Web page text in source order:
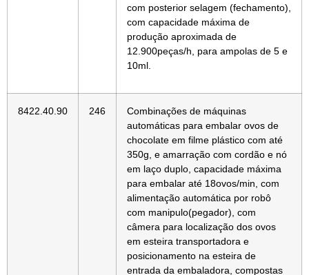
com posterior selagem (fechamento),
com capacidade máxima de
produção aproximada de
12.900peças/h, para ampolas de 5 e
10ml.
8422.40.90 246
Combinações de máquinas
automáticas para embalar ovos de
chocolate em filme plástico com até
350g, e amarração com cordão e nó
em laço duplo, capacidade máxima
para embalar até 18ovos/min, com
alimentação automática por robô
com manipulo(pegador), com
câmera para localização dos ovos
em esteira transportadora e
posicionamento na esteira de
entrada da embaladora, compostas